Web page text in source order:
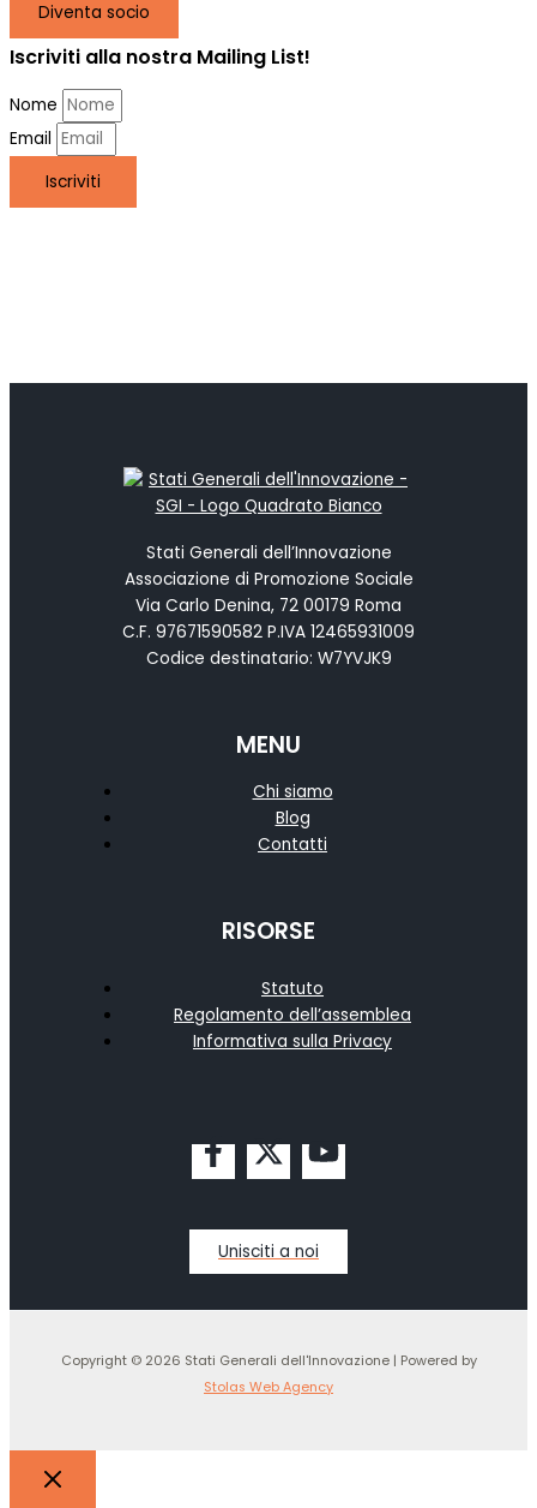
Diventa socio
Iscriviti alla nostra Mailing List!
Nome
Email
Iscriviti
Stati Generali dell’Innovazione
Associazione di Promozione Sociale
Via Carlo Denina, 72 00179 Roma
C.F. 97671590582 P.IVA 12465931009
Codice destinatario: W7YVJK9
MENU
Chi siamo
Blog
Contatti
RISORSE
Statuto
Regolamento dell’assemblea
Informativa sulla Privacy
Unisciti a noi
Copyright © 2026 Stati Generali dell'Innovazione | Powered by
Stolas Web Agency